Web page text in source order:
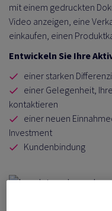
mit einem gedruckten
Video anzeigen, eine
einkaufen, einen
Entwickeln Sie Ihre
einer starken
einer Gelegenheit,
kontaktieren
einer neuen
Investment
Kundenbindung